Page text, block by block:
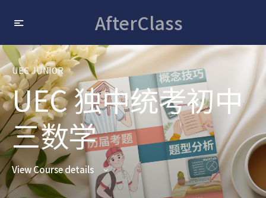
AfterClass
UEC JUNIOR
UEC 独中统考初中
三数学
View Course details